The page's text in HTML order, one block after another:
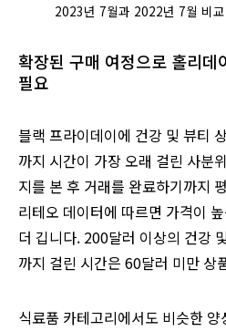
2023년 7월과 2022년 7월 비
확장된 구매 여정으로 홀리데
필요
블랙 프라이데이에 건강 및 뷰티
까지 시간이 가장 오래 걸린 사분
지를 본 후 거래를 완료하기까지
리테오 데이터에 따르면 가격이
더 깁니다. 200달러 이상의 건강
까지 걸린 시간은 60달러 미만 상
식료품 카테고리에서도 비슷한